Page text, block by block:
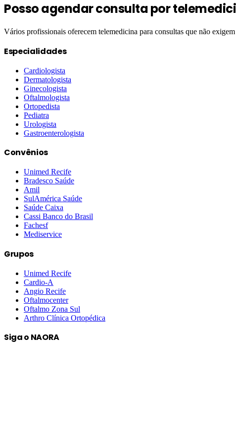
Posso agendar consulta por
Vários profissionais oferecem telemedicina para consultas que não
Especialidades
Cardiologista
Dermatologista
Ginecologista
Oftalmologista
Ortopedista
Pediatra
Urologista
Gastroenterologista
Convênios
Unimed Recife
Bradesco Saúde
Amil
SulAmérica Saúde
Saúde Caixa
Cassi Banco do Brasil
Fachesf
Mediservice
Grupos
Unimed Recife
Cardio-A
Angio Recife
Oftalmocenter
Oftalmo Zona Sul
Arthro Clínica Ortopédica
Siga o NAORA